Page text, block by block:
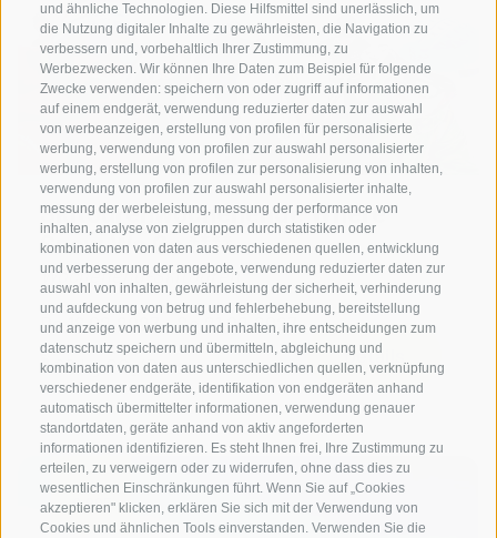
und ähnliche Technologien. Diese Hilfsmittel sind unerlässlich, um
die Nutzung digitaler Inhalte zu gewährleisten, die Navigation zu
verbessern und, vorbehaltlich Ihrer Zustimmung, zu
Werbezwecken. Wir können Ihre Daten zum Beispiel für folgende
Zwecke verwenden: speichern von oder zugriff auf informationen
auf einem endgerät, verwendung reduzierter daten zur auswahl
von werbeanzeigen, erstellung von profilen für personalisierte
werbung, verwendung von profilen zur auswahl personalisierter
werbung, erstellung von profilen zur personalisierung von inhalten,
verwendung von profilen zur auswahl personalisierter inhalte,
messung der werbeleistung, messung der performance von
inhalten, analyse von zielgruppen durch statistiken oder
kombinationen von daten aus verschiedenen quellen, entwicklung
und verbesserung der angebote, verwendung reduzierter daten zur
auswahl von inhalten, gewährleistung der sicherheit, verhinderung
und aufdeckung von betrug und fehlerbehebung, bereitstellung
und anzeige von werbung und inhalten, ihre entscheidungen zum
datenschutz speichern und übermitteln, abgleichung und
kombination von daten aus unterschiedlichen quellen, verknüpfung
verschiedener endgeräte, identifikation von endgeräten anhand
automatisch übermittelter informationen, verwendung genauer
standortdaten, geräte anhand von aktiv angeforderten
informationen identifizieren. Es steht Ihnen frei, Ihre Zustimmung zu
erteilen, zu verweigern oder zu widerrufen, ohne dass dies zu
wesentlichen Einschränkungen führt. Wenn Sie auf „Cookies
akzeptieren" klicken, erklären Sie sich mit der Verwendung von
Cookies und ähnlichen Tools einverstanden. Verwenden Sie die
Skitourenwochenende Where
Snow We Go ****
Wochenend-Skitouren
Do 18.02.2027 - So 21.02.2027
80 kg CO2/Pers. Details
ab
€ 895